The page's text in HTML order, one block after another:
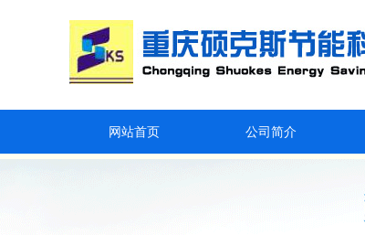
网站首页 公司简介